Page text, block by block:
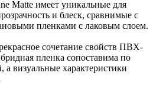
Matte имеет уникальные для
и блеск, сравнимые с
пленками с лаковым слоем.
сочетание свойств ПВХ-
пленка сопоставима по
визуальные характеристики